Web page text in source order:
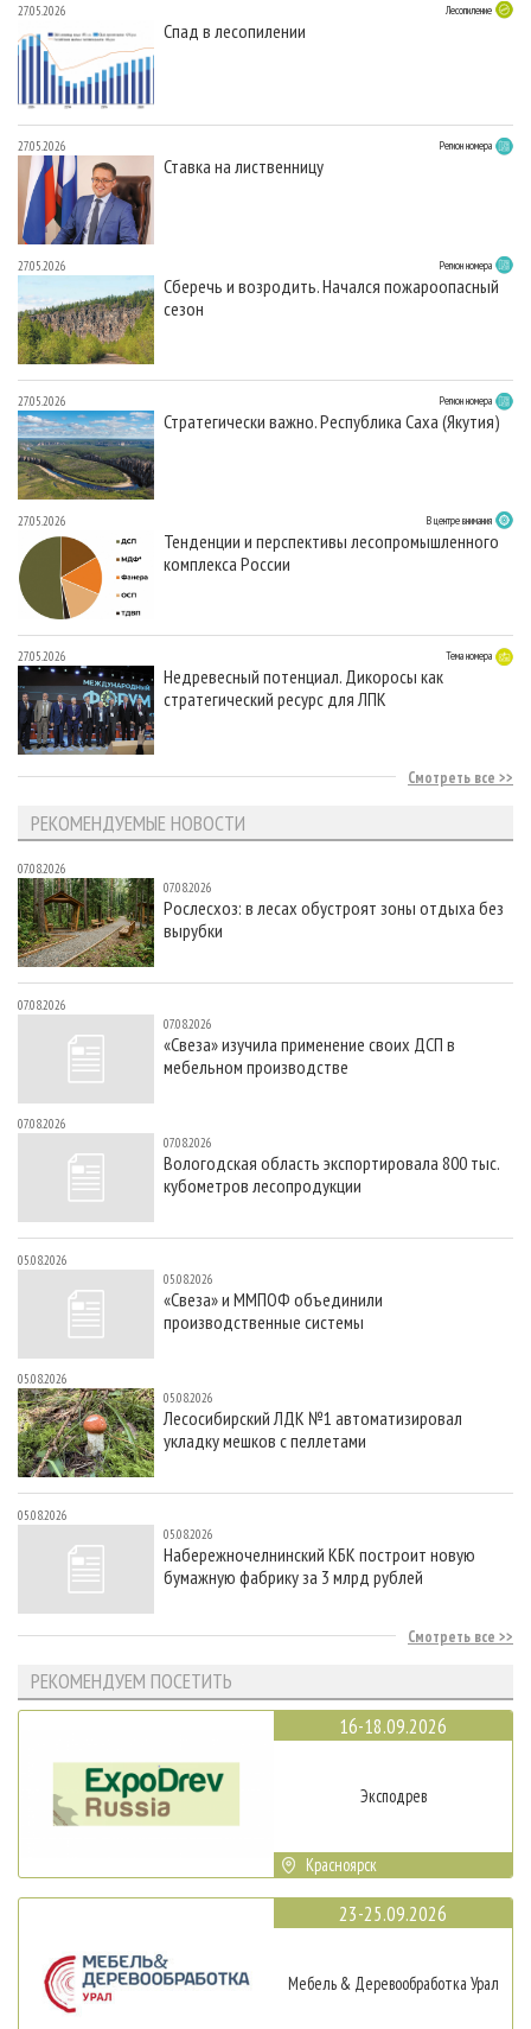
27.05.2026 Лесопиление
Спад в лесопилении
27.05.2026 Регион номера
Ставка на лиственницу
27.05.2026 Регион номера
Сберечь и возродить. Начался пожароопасный
сезон
27.05.2026 Регион номера
Стратегически важно. Республика Саха (Якутия)
27.05.2026 В центре внимания
Тенденции и перспективы лесопромышленного
комплекса России
27.05.2026 Тема номера
Недревесный потенциал. Дикоросы как
стратегический ресурс для ЛПК
Смотреть все
РЕКОМЕНДУЕМЫЕ НОВОСТИ
07.08.2026
07.08.2026
Рослесхоз: в лесах обустроят зоны отдыха без
вырубки
07.08.2026
07.08.2026
«Свеза» изучила применение своих ДСП в
мебельном производстве
07.08.2026
07.08.2026
Вологодская область экспортировала 800 тыс.
кубометров лесопродукции
05.08.2026
05.08.2026
«Свеза» и ММПОФ объединили
производственные системы
05.08.2026
05.08.2026
Лесосибирский ЛДК №1 автоматизировал
укладку мешков с пеллетами
05.08.2026
05.08.2026
Набережночелнинский КБК построит новую
бумажную фабрику за 3 млрд рублей
Смотреть все
РЕКОМЕНДУЕМ ПОСЕТИТЬ
16-18.09.2026
Эксподрев
Красноярск
23-25.09.2026
Мебель & Деревообработка Урал